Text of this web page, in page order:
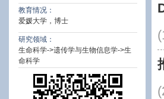
教育情况：
爱媛大学，博士
研究领域：
生命科学->遗传学与生物信息学->生
命科学